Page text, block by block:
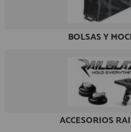
INFORMACION
910 60 71 03
HORARIO de TIENDA:
de 10:00 a 20:00 de Lunes a
Sábados de 10:00 a 14:00
registro
BOLSAS Y
ACCESORIOS